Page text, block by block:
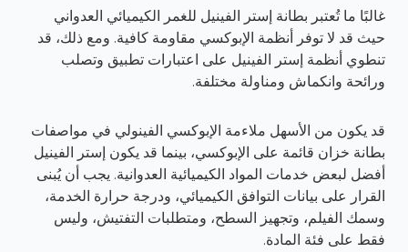
غالبًا ما تُعتبر بطانة إستر الفينيل للغمر الكيميائي العدواني
حيث قد لا توفر أنظمة الإبوكسي مقاومة كافية. ومع ذلك، قد
تنطوي أنظمة إستر الفينيل على اعتبارات تطبيق وتصلب
ورائحة وانكماش ومناولة مختلفة.
قد يكون من الأسهل ملاءمة الإبوكسي الفينولي في مواصفات
بطانة خزان قائمة على الإبوكسي، بينما قد يكون إستر الفينيل
أفضل لبعض خدمات المواد الكيميائية العدوانية. يجب أن يُبنى
القرار على بيانات التوافق الكيميائي، ودرجة حرارة الخدمة،
وسمك الفيلم، وتجهيز السطح، ومتطلبات التفتيش، وليس
فقط على فئة المادة.